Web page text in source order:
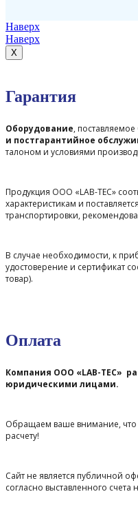
Наверх
Наверх
X
Гарантия
Оборудование,
и постгарантийное
талоном и условиями
Продукция ООО «LAB-TEC»
характеристикам и
транспортировки,
В случае необходимости, к
удостоверение и сертификат
товар).
Оплата
Компания ООО «LAB-TEC»
юридическими лицами.
Обращаем ваше внимание,
расчету!
Сайт не является публичной
согласно выставленного счета